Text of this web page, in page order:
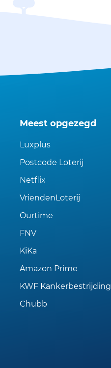
Meest opgezegd
Luxplus
Postcode Loterij
Netflix
VriendenLoterij
Ourtime
FNV
KiKa
Amazon Prime
KWF Kankerbestrijding
Chubb